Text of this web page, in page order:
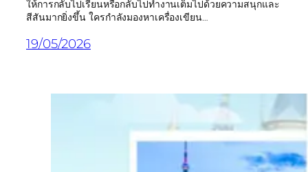
ให้การกลับไปเรียนหรือกลับไปทำงานเต็มไปด้วยความสนุกและ
สีสันมากยิ่งขึ้น ใครกำลังมองหาเครื่องเขียน…
19/05/2026